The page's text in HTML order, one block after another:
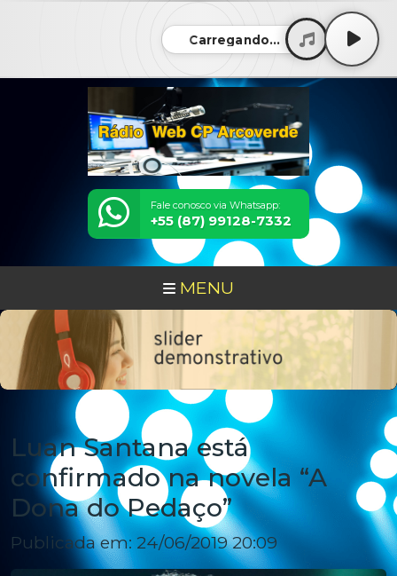
Carregando...
Fale conosco via Whatsapp:
+55 (87) 99128-7332
MENU
Luan Santana está
confirmado na novela “A
Dona do Pedaço”
Publicada em: 24/06/2019 20:09